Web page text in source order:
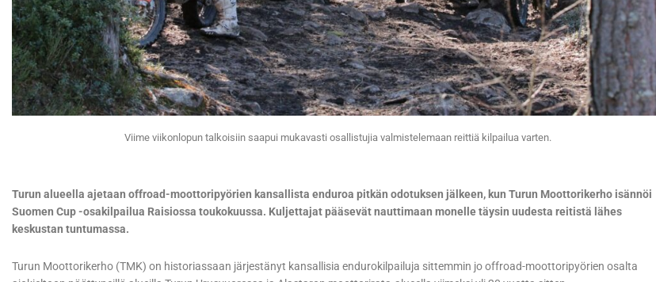
Viime viikonlopun talkoisiin saapui mukavasti osallistujia valmistelemaan reittiä kilpailua varten.
Turun alueella ajetaan offroad-moottoripyörien kansallista enduroa pitkän odotuksen jälkeen, kun Turun Moottorikerho isännöi
Suomen Cup -osakilpailua Raisiossa toukokuussa. Kuljettajat pääsevät nauttimaan monelle täysin uudesta reitistä lähes
keskustan tuntumassa.
Turun Moottorikerho (TMK) on historiassaan järjestänyt kansallisia endurokilpailuja sittemmin jo offroad-moottoripyörien osalta